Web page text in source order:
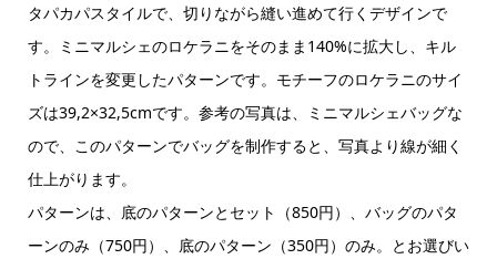
タパカパスタイルで、切りながら縫い進めて行くデザインで
す。ミニマルシェのロケラニをそのまま140%に拡大し、キル
トラインを変更したパターンです。モチーフのロケラニのサイ
ズは39,2×32,5cmです。参考の写真は、ミニマルシェバッグな
ので、このパターンでバッグを制作すると、写真より線が細く
仕上がります。
パターンは、底のパターンとセット（850円）、バッグのパタ
ーンのみ（750円）、底のパターン（350円）のみ。とお選びい